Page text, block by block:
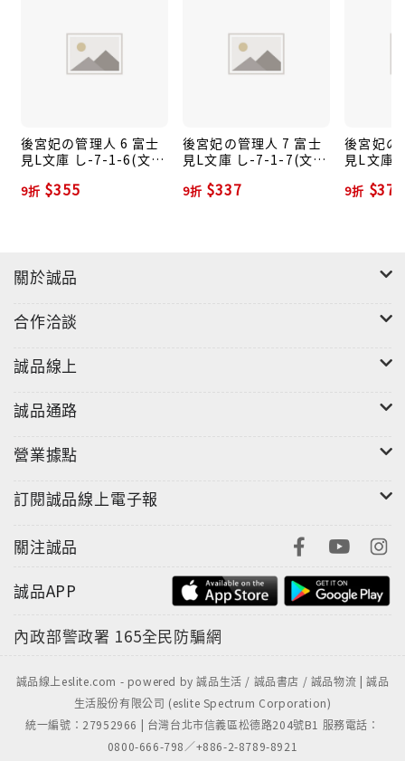
後宮妃の管理人 6 富士
見L文庫 し-7-1-6(文
9折 $355
後宮妃の管理人 7 富士
見L文庫 し-7-1-7(文
9折 $337
後宮妃の
見L文庫
9折 $373
關於誠品
合作洽談
誠品線上
誠品通路
營業據點
訂閱誠品線上電子報
關注誠品
誠品APP
內政部警政署 165全民防騙網
誠品線上eslite.com - powered by 誠品生活 / 誠品書店 / 誠品物流 | 誠品
生活股份有限公司 (eslite Spectrum Corporation)
統一編號：27952966 | 台灣台北市信義區松德路204號B1 服務電話：
0800-666-798／+886-2-8789-8921